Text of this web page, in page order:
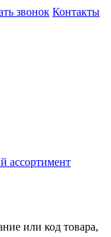
звонок Контакты
ассортимент
или код товара,